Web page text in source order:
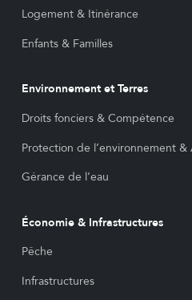
Logement & Itinérance
Enfants & Familles
Environnement et Terres
Droits fonciers & Compétence
Protection de l’environnement
Gérance de l’eau
Économie & Infrastructures
Pêche
Infrastructures